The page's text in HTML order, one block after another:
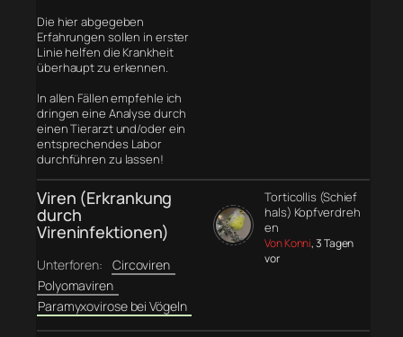
Die hier abgegeben
Erfahrungen sollen in erster
Linie helfen die Krankheit
überhaupt zu erkennen.
In allen Fällen empfehle ich
dringen eine Analyse durch
einen Tierarzt und/oder ein
entsprechendes Labor
durchführen zu lassen!
Viren (Erkrankung
durch
Vireninfektionen)
Unterforen:
Circoviren
Polyomaviren
Paramyxovirose bei Vögeln
Torticollis (Schief
hals) Kopfverdreh
en
Von Konni, 3 Tagen
vor